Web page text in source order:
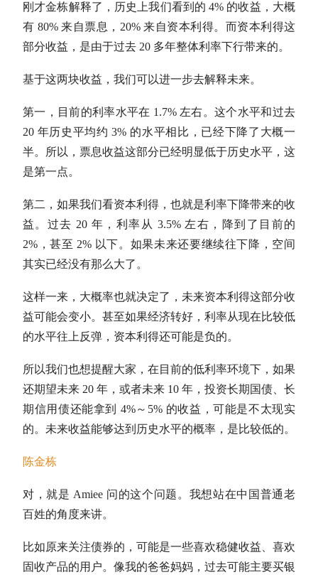
刚才金栋解释了，历史上我们看到的 4% 的收益，大概
有 80% 来自票息 ，20% 来自资本利得。而资本利得这
部分收益，是由于过去 20 多年整体利率下行带来的。
基于这两块收益，我们可以进一步去解释未来。
第一，目前的利率水平在 1.7% 左右。这个水平和过去
20 年历史平均约 3% 的水平相比，已经下降了大概一
半。所以， 票息收益这部分已经明显低于历史水平，这
是第一点。
第二，如果我们看资本利得，也就是利率下降带来的收
益。过去 20 年，利率从 3.5% 左右，降到了目前的
2%，甚至 2% 以下。如果未来还要继续往下降，空间
其实已经没有那么大了。
这样一来，大概率也就决定了，未来资本利得这部分收
益可能会变小。甚至如果经济转好，利率从现在比较低
的水平往上反弹，资本利得还可能是负的。
所以我们也想提醒大家，在目前的低利率环境下，如果
还期望未来 20 年，或者未来 10 年，投资长期 国债 、长
期信用债还能拿到 4%～5% 的收益，可能是不太现实
的。未来收益能够达到历史水平的概率，是比较低的。
陈金栋
对，就是 Amiee 问的这个问题。我想站在中国普通老
百姓的角度来讲。
比如原来关注债券的，可能是一些喜欢稳健收益、喜欢
固收产品的用户。像我的爸爸妈妈，过去可能主要买银